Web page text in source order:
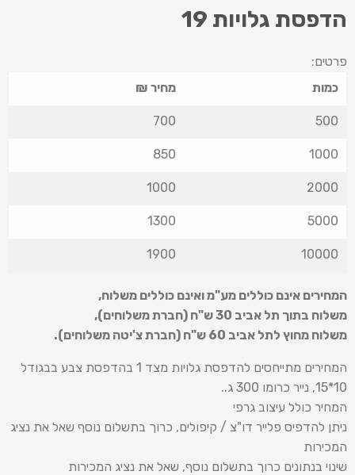
הדפסת גלויות 19
פרטים:
כמות
מחיר ₪
500
700
1000
850
2000
1000
5000
1300
10000
1900
המחירים אינם כוללים מע"מ ואינם כוללים משלוח,
משלוח בתוך תל אביב 30 ש
"ח (חברת משלוחים),
משלוח מחוץ לתל אביב 60 ש
"ח (חברת צ'יטה משלוחים).
המחירים מתייחסים להדפסת גלויות מצד 1 בהדפסת צבע בבגודל
10*15, נייר כרומו 300 ג..
המחיר כולל עיצוב גרפי
ניתן להדפיס פלייר דו"צ / קיפולים, כרוך בתשלום נוסף שאל את נציג
המכירות
שינוי בנתונים כרוך בתשלום נוסף, שאל את נציג המכירות